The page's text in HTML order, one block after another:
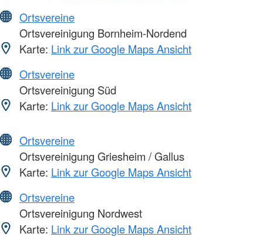
Ortsvereine
Ortsvereinigung Bornheim-Nordend
Karte: Link zur Google Maps Ansicht
Ortsvereine
Ortsvereinigung Süd
Karte: Link zur Google Maps Ansicht
Ortsvereine
Ortsvereinigung Griesheim / Gallus
Karte: Link zur Google Maps Ansicht
Ortsvereine
Ortsvereinigung Nordwest
Karte: Link zur Google Maps Ansicht